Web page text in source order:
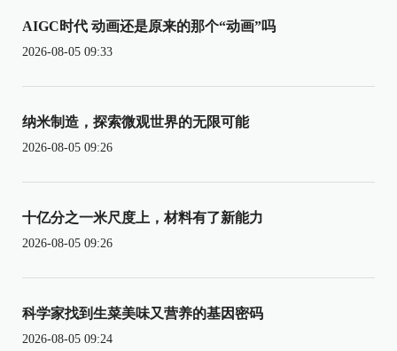
AIGC时代 动画还是原来的那个“动画”吗
2026-08-05 09:33
纳米制造，探索微观世界的无限可能
2026-08-05 09:26
十亿分之一米尺度上，材料有了新能力
2026-08-05 09:26
科学家找到生菜美味又营养的基因密码
2026-08-05 09:24